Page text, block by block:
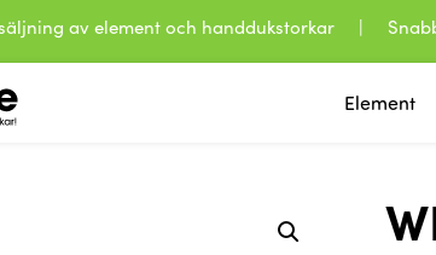
av element och handdukstorkar |
Element